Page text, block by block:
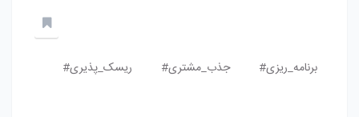
برنامه_ریزی# جذب_مشتری# ریسک_پذیری#